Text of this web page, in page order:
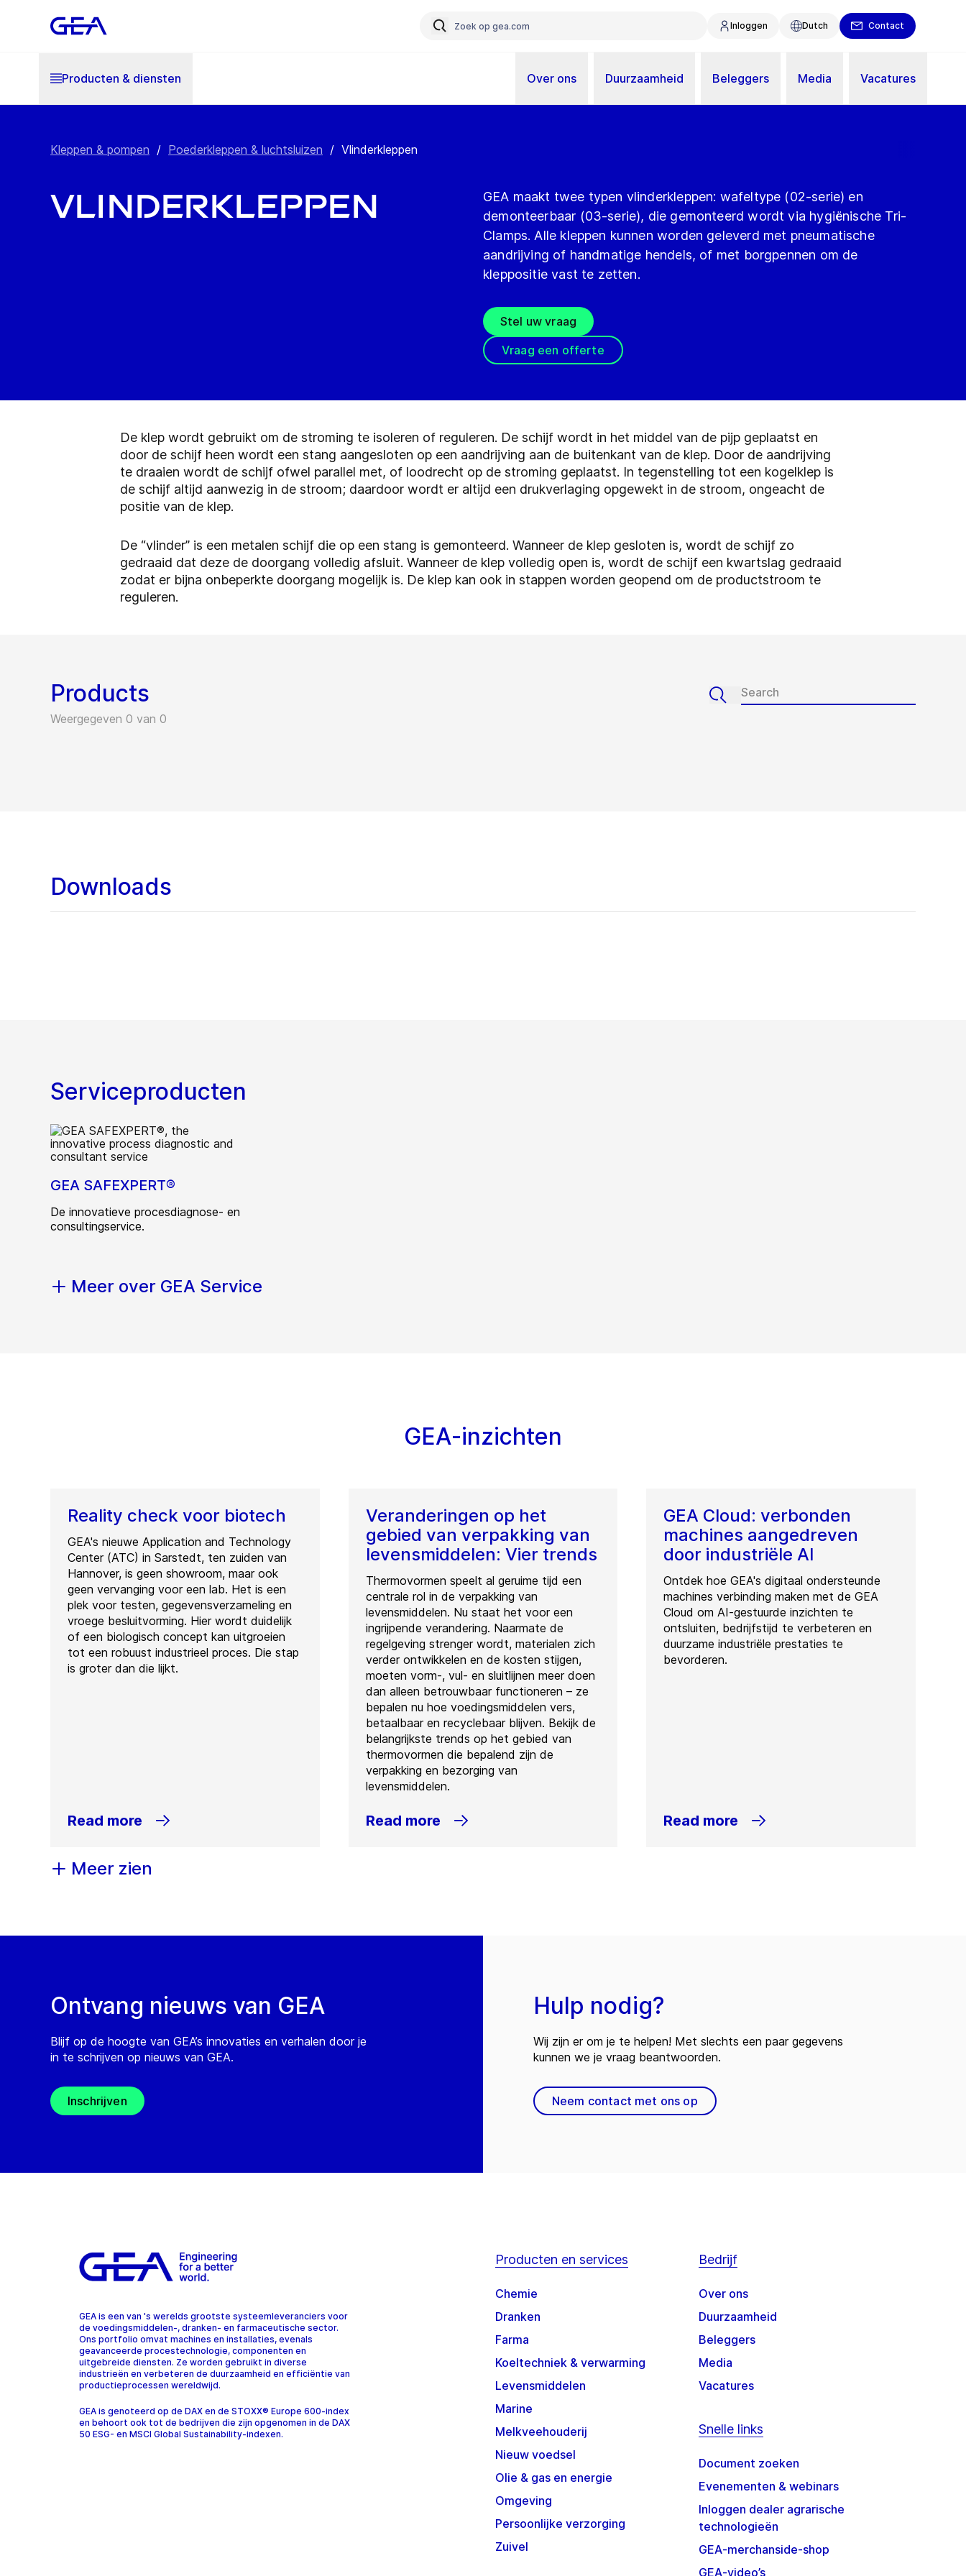
Inloggen Dutch Contact
Producten & diensten Over ons Duurzaamheid Beleggers Media Vacatures
Kleppen & pompen / Poederkleppen & luchtsluizen / Vlinderkleppen
Vlinderkleppen
GEA maakt twee typen vlinderkleppen: wafeltype (02-serie) en
demonteerbaar (03-serie), die gemonteerd wordt via hygiënische Tri-
Clamps. Alle kleppen kunnen worden geleverd met pneumatische
aandrijving of handmatige hendels, of met borgpennen om de
kleppositie vast te zetten.
Stel uw vraag
Vraag een offerte
De klep wordt gebruikt om de stroming te isoleren of reguleren. De schijf wordt in het middel van de pijp geplaatst en
door de schijf heen wordt een stang aangesloten op een aandrijving aan de buitenkant van de klep. Door de aandrijving
te draaien wordt de schijf ofwel parallel met, of loodrecht op de stroming geplaatst. In tegenstelling tot een kogelklep is
de schijf altijd aanwezig in de stroom; daardoor wordt er altijd een drukverlaging opgewekt in de stroom, ongeacht de
positie van de klep.
De “vlinder” is een metalen schijf die op een stang is gemonteerd. Wanneer de klep gesloten is, wordt de schijf zo
gedraaid dat deze de doorgang volledig afsluit. Wanneer de klep volledig open is, wordt de schijf een kwartslag gedraaid
zodat er bijna onbeperkte doorgang mogelijk is. De klep kan ook in stappen worden geopend om de productstroom te
reguleren.
Products
Weergegeven 0 van 0
Downloads
Serviceproducten
GEA SAFEXPERT®
De innovatieve procesdiagnose- en
consultingservice.
Meer over GEA Service
GEA-inzichten
Reality check voor biotech
GEA's nieuwe Application and Technology
Center (ATC) in Sarstedt, ten zuiden van
Hannover, is geen showroom, maar ook
geen vervanging voor een lab. Het is een
plek voor testen, gegevensverzameling en
vroege besluitvorming. Hier wordt duidelijk
of een biologisch concept kan uitgroeien
tot een robuust industrieel proces. Die stap
is groter dan die lijkt.
Read more
Veranderingen op het
gebied van verpakking van
levensmiddelen: Vier trends
Thermovormen speelt al geruime tijd een
centrale rol in de verpakking van
levensmiddelen. Nu staat het voor een
ingrijpende verandering. Naarmate de
regelgeving strenger wordt, materialen zich
verder ontwikkelen en de kosten stijgen,
moeten vorm-, vul- en sluitlijnen meer doen
dan alleen betrouwbaar functioneren – ze
bepalen nu hoe voedingsmiddelen vers,
betaalbaar en recyclebaar blijven. Bekijk de
belangrijkste trends op het gebied van
thermovormen die bepalend zijn de
verpakking en bezorging van
levensmiddelen.
Read more
GEA Cloud: verbonden
machines aangedreven
door industriële AI
Ontdek hoe GEA's digitaal ondersteunde
machines verbinding maken met de GEA
Cloud om AI-gestuurde inzichten te
ontsluiten, bedrijfstijd te verbeteren en
duurzame industriële prestaties te
bevorderen.
Read more
Meer zien
Ontvang nieuws van GEA
Blijf op de hoogte van GEA’s innovaties en verhalen door je
in te schrijven op nieuws van GEA.
Inschrijven
Hulp nodig?
Wij zijn er om je te helpen! Met slechts een paar gegevens
kunnen we je vraag beantwoorden.
Neem contact met ons op
GEA is een van 's werelds grootste systeemleveranciers voor
de voedingsmiddelen-, dranken- en farmaceutische sector.
Ons portfolio omvat machines en installaties, evenals
geavanceerde procestechnologie, componenten en
uitgebreide diensten. Ze worden gebruikt in diverse
industrieën en verbeteren de duurzaamheid en efficiëntie van
productieprocessen wereldwijd.
GEA is genoteerd op de DAX en de STOXX® Europe 600-index
en behoort ook tot de bedrijven die zijn opgenomen in de DAX
50 ESG- en MSCI Global Sustainability-indexen.
Producten en services
Chemie
Dranken
Farma
Koeltechniek & verwarming
Levensmiddelen
Marine
Melkveehouderij
Nieuw voedsel
Olie & gas en energie
Omgeving
Persoonlijke verzorging
Zuivel
Bedrijf
Over ons
Duurzaamheid
Beleggers
Media
Vacatures
Snelle links
Document zoeken
Evenementen & webinars
Inloggen dealer agrarische
technologieën
GEA-merchanside-shop
GEA-video’s